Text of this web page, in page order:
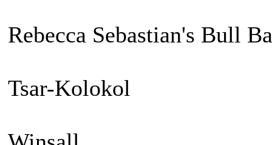
Rebecca Sebastian's Bull
Tsar-Kolokol